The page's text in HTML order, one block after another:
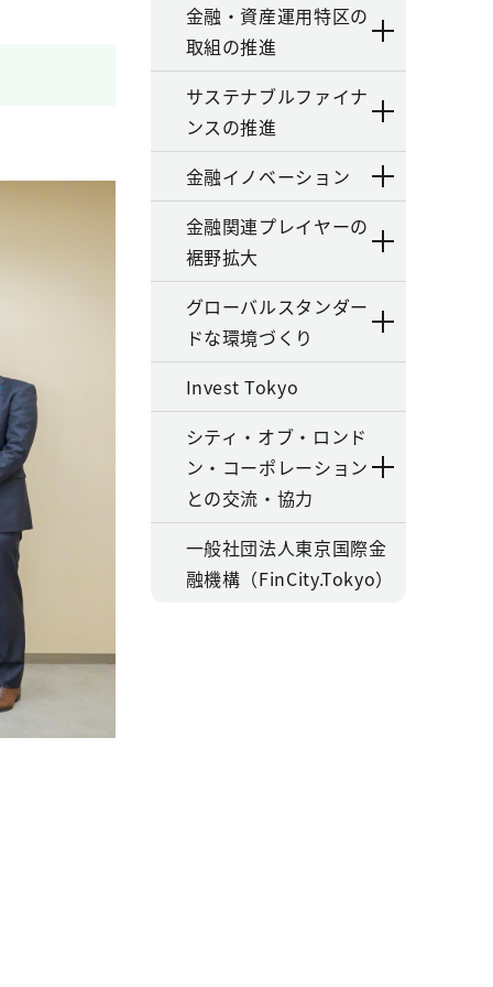
金融・資産運用特区の
取組の推進
サステナブルファイナ
ンスの推進
金融イノベーション
金融関連プレイヤーの
裾野拡大
グローバルスタンダー
ドな環境づくり
Invest Tokyo
シティ・オブ・ロンド
ン・コーポレーション
との交流・協力
一般社団法人東京国際金
融機構（FinCity.Tokyo）